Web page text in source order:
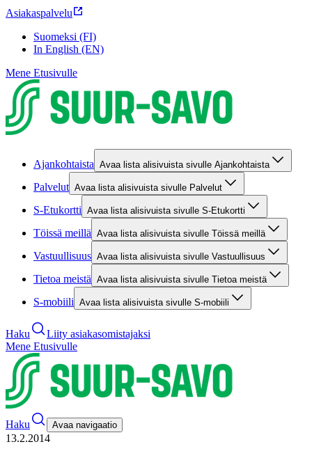
Asiakaspalvelu
Suomeksi (FI)
In English (EN)
Mene Etusivulle
Ajankohtaista Avaa lista alisivuista sivulle Ajankohtaista
Palvelut Avaa lista alisivuista sivulle Palvelut
S-Etukortti Avaa lista alisivuista sivulle S-Etukortti
Töissä meillä Avaa lista alisivuista sivulle Töissä meillä
Vastuullisuus Avaa lista alisivuista sivulle Vastuullisuus
Tietoa meistä Avaa lista alisivuista sivulle Tietoa meistä
S-mobiili Avaa lista alisivuista sivulle S-mobiili
Haku
Liity asiakasomistajaksi
Mene Etusivulle
Haku Avaa navigaatio
13.2.2014